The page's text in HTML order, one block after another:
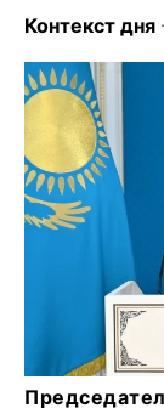
Контекст дня